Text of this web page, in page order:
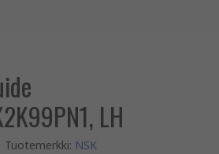
LH
Tuotemerkki: NSK